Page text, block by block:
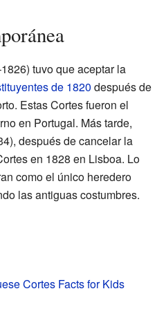
tuvo que aceptar la
de 1820 después de
Estas Cortes fueron el
en Portugal. Más tarde,
después de cancelar la
en 1828 en Lisboa. Lo
como el único heredero
las antiguas costumbres.
Cortes Facts for Kids